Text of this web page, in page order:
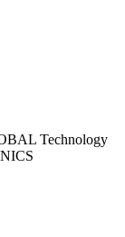
Technology